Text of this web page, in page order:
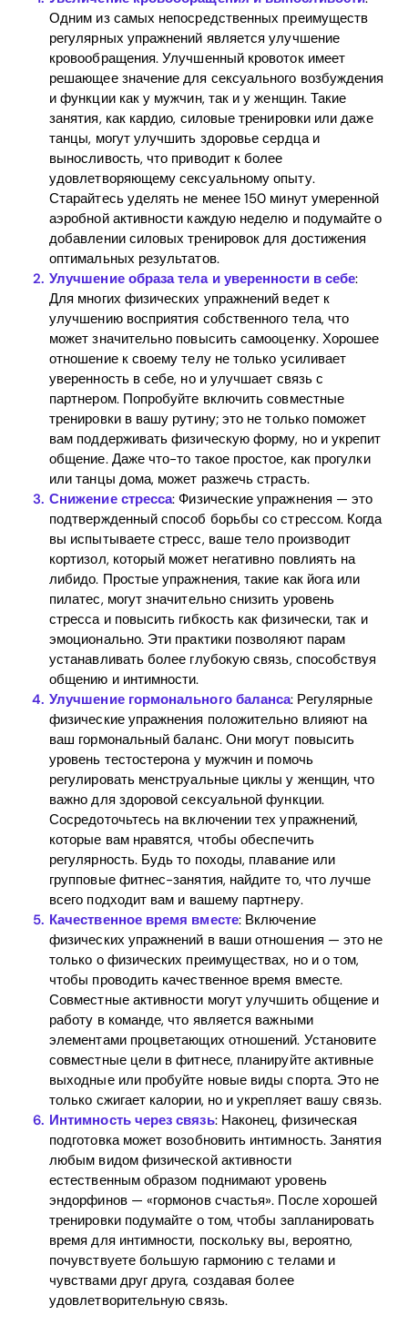
Home
Blog
Download
Одним из самых непосредственных преимуществ
регулярных упражнений является улучшение
кровообращения. Улучшенный кровоток имеет
решающее значение для сексуального возбуждения
и функции как у мужчин, так и у женщин. Такие
занятия, как кардио, силовые тренировки или даже
танцы, могут улучшить здоровье сердца и
выносливость, что приводит к более
удовлетворяющему сексуальному опыту.
Старайтесь уделять не менее 150 минут умеренной
аэробной активности каждую неделю и подумайте о
добавлении силовых тренировок для достижения
оптимальных результатов.
Улучшение образа тела и уверенности в себе:
Для многих физических упражнений ведет к
улучшению восприятия собственного тела, что
может значительно повысить самооценку. Хорошее
отношение к своему телу не только усиливает
уверенность в себе, но и улучшает связь с
партнером. Попробуйте включить совместные
тренировки в вашу рутину; это не только поможет
вам поддерживать физическую форму, но и укрепит
общение. Даже что-то такое простое, как прогулки
или танцы дома, может разжечь страсть.
Снижение стресса: Физические упражнения — это
подтвержденный способ борьбы со стрессом. Когда
вы испытываете стресс, ваше тело производит
кортизол, который может негативно повлиять на
либидо. Простые упражнения, такие как йога или
пилатес, могут значительно снизить уровень
стресса и повысить гибкость как физически, так и
эмоционально. Эти практики позволяют парам
устанавливать более глубокую связь, способствуя
общению и интимности.
Улучшение гормонального баланса: Регулярные
физические упражнения положительно влияют на
ваш гормональный баланс. Они могут повысить
уровень тестостерона у мужчин и помочь
регулировать менструальные циклы у женщин, что
важно для здоровой сексуальной функции.
Сосредоточьтесь на включении тех упражнений,
которые вам нравятся, чтобы обеспечить
регулярность. Будь то походы, плавание или
групповые фитнес-занятия, найдите то, что лучше
всего подходит вам и вашему партнеру.
Качественное время вместе: Включение
физических упражнений в ваши отношения — это не
только о физических преимуществах, но и о том,
чтобы проводить качественное время вместе.
Совместные активности могут улучшить общение и
работу в команде, что является важными
элементами процветающих отношений. Установите
совместные цели в фитнесе, планируйте активные
выходные или пробуйте новые виды спорта. Это не
только сжигает калории, но и укрепляет вашу связь.
Интимность через связь: Наконец, физическая
подготовка может возобновить интимность. Занятия
любым видом физической активности
естественным образом поднимают уровень
эндорфинов — «гормонов счастья». После хорошей
тренировки подумайте о том, чтобы запланировать
время для интимности, поскольку вы, вероятно,
почувствуете большую гармонию с телами и
чувствами друг друга, создавая более
удовлетворительную связь.